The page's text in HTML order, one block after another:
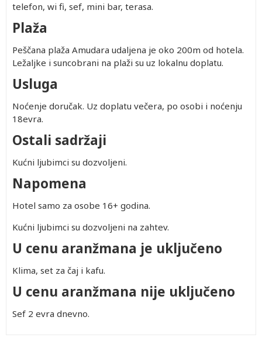
telefon, wi fi, sef, mini bar, terasa.
Plaža
Peščana plaža Amudara udaljena je oko 200m od hotela.
Ležaljke i suncobrani na plaži su uz lokalnu doplatu.
Usluga
Noćenje doručak. Uz doplatu večera, po osobi i noćenju
18evra.
Ostali sadržaji
Kućni ljubimci su dozvoljeni.
Napomena
Hotel samo za osobe 16+ godina.
Kućni ljubimci su dozvoljeni na zahtev.
U cenu aranžmana je uključeno
Klima, set za čaj i kafu.
U cenu aranžmana nije uključeno
Sef 2 evra dnevno.